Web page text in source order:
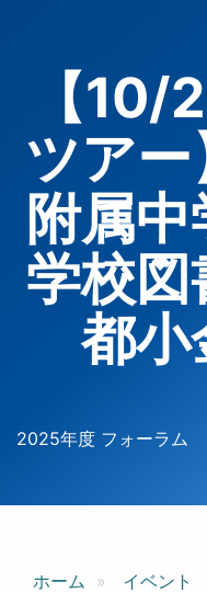
【10/
ツア
附属
学校
都小
2025年度 フォーラム
ホーム イベント